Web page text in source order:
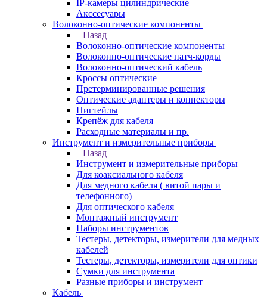
IP-камеры цилиндрические
Акссесуары
Волоконно-оптические компоненты
Назад
Волоконно-оптические компоненты
Волоконно-оптические патч-корды
Волоконно-оптический кабель
Кроссы оптические
Претерминированные решения
Оптические адаптеры и коннекторы
Пигтейлы
Крепёж для кабеля
Расходные материалы и пр.
Инструмент и измерительные приборы
Назад
Инструмент и измерительные приборы
Для коаксиального кабеля
Для медного кабеля ( витой пары и
телефонного)
Для оптического кабеля
Монтажный инструмент
Наборы инструментов
Тестеры, детекторы, измерители для медных
кабелей
Тестеры, детекторы, измерители для оптики
Сумки для инструмента
Разные приборы и инструмент
Кабель